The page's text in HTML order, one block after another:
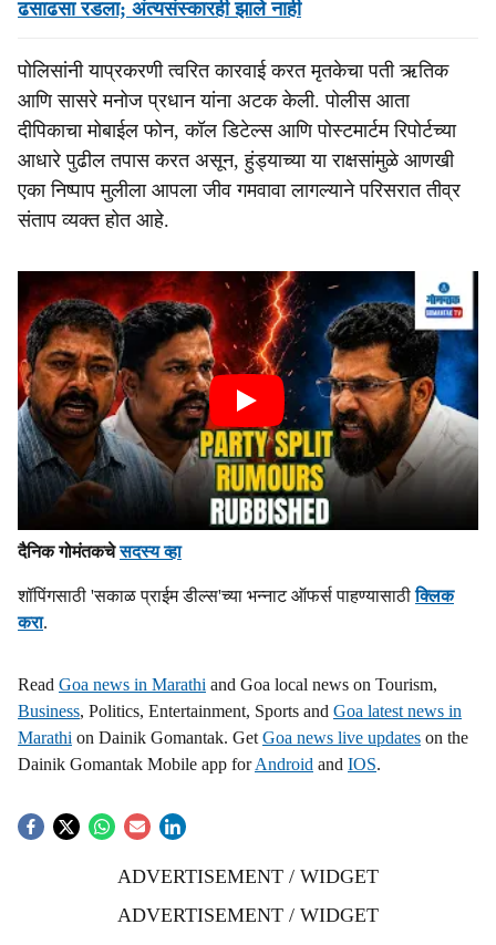
ढसाढसा रडला; अंत्यसंस्कारही झाले नाही
पोलिसांनी याप्रकरणी त्वरित कारवाई करत मृतकेचा पती ऋतिक
आणि सासरे मनोज प्रधान यांना अटक केली. पोलीस आता
दीपिकाचा मोबाईल फोन, कॉल डिटेल्स आणि पोस्टमार्टम रिपोर्टच्या
आधारे पुढील तपास करत असून, हुंड्याच्या या राक्षसांमुळे आणखी
एका निष्पाप मुलीला आपला जीव गमवावा लागल्याने परिसरात तीव्र
संताप व्यक्त होत आहे.
दैनिक गोमंतकचेसदस्य व्हा
शॉपिंगसाठी 'सकाळ प्राईम डील्स'च्या भन्नाट ऑफर्स पाहण्यासाठीक्लिक
करा.
Read Goa news in Marathi and Goa local news on Tourism,
Business, Politics, Entertainment, Sports and Goa latest news in
Marathi on Dainik Gomantak. Get Goa news live updates on the
Dainik Gomantak Mobile app forAndroid and IOS.
ADVERTISEMENT / WIDGET
ADVERTISEMENT / WIDGET